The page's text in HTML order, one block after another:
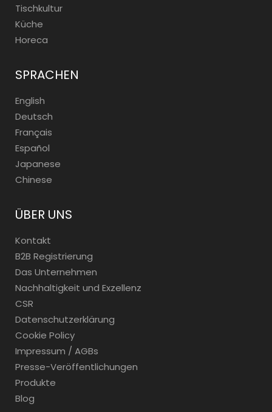
Tischkultur
Küche
Horeca
SPRACHEN
English
Deutsch
Français
Español
Japanese
Chinese
ÜBER UNS
Kontakt
B2B Registrierung
Das Unternehmen
Nachhaltigkeit und Exzellenz
CSR
Datenschutzerklärung
Cookie Policy
Impressum / AGBs
Presse-Veröffentlichungen
Produkte
Blog